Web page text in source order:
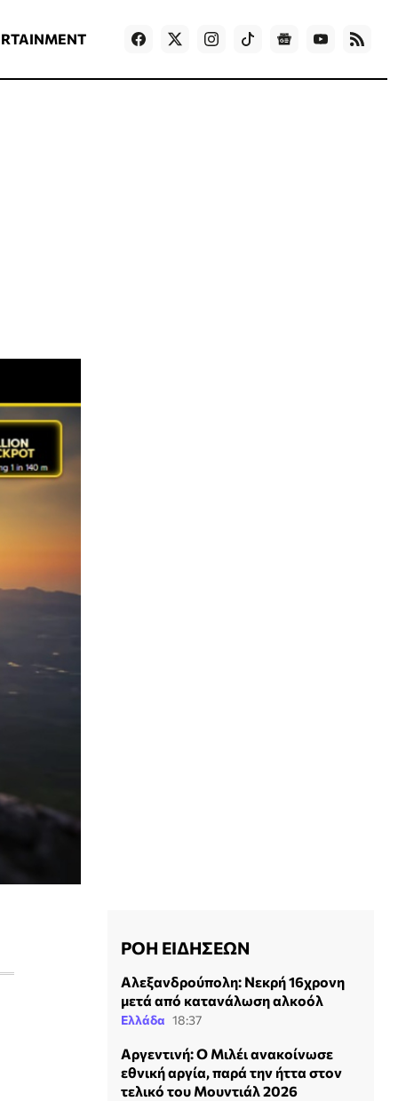
Games
ΡΟΗ ΕΙΔΗΣΕΩΝ
Αλεξανδρούπολη: Νεκρή 16χρονη
μετά από κατανάλωση αλκοόλ
Ελλάδα 18:37
Αργεντινή: Ο Μιλέι ανακοίνωσε
εθνική αργία, παρά την ήττα στον
τελικό του Μουντιάλ 2026